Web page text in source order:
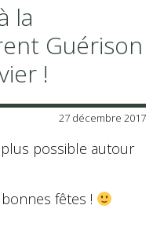
la
Guérison
!
27 décembre 2017
possible autour
fêtes !